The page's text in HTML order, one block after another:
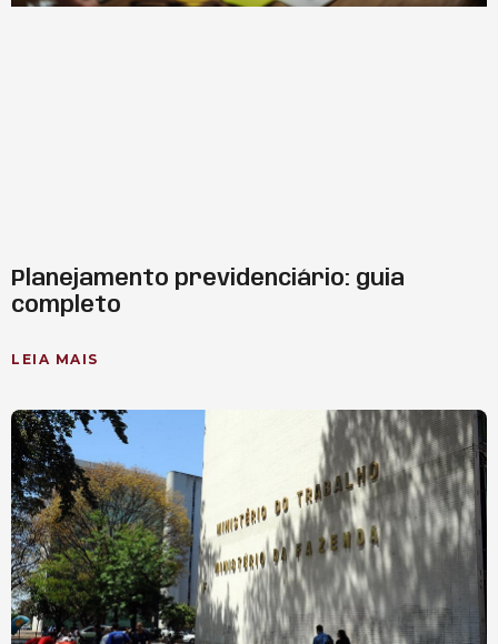
Planejamento previdenciário: guia
completo
LEIA MAIS